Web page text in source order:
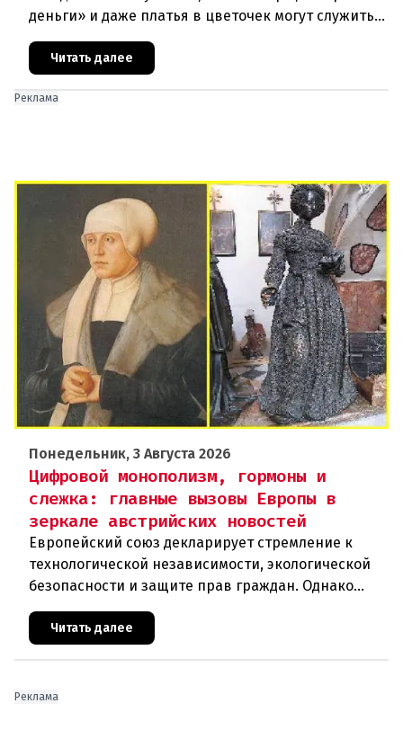
деньги» и даже платья в цветочек могут служить
инструментом пропаганды. Оппоненты требуют
ответа от министра наук
Читать далее
Реклама
Понедельник, 3 Августа 2026
Цифровой монополизм, гормоны и
слежка: главные вызовы Европы в
зеркале австрийских новостей
Европейский союз декларирует стремление к
технологической независимости, экологической
безопасности и защите прав граждан. Однако
последние события в Австрии и решение
Брюсселя показывают: реальная п
Читать далее
Реклама